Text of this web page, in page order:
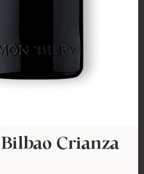
Crianza